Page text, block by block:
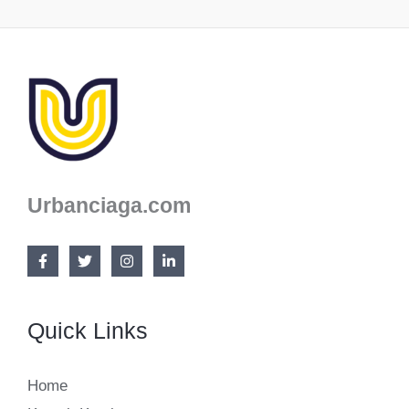
Urbanciaga.com
Quick Links
Home